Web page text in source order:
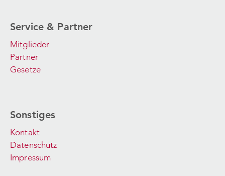
Service & Partner
Mitglieder
Partner
Gesetze
Sonstiges
Kontakt
Datenschutz
Impressum